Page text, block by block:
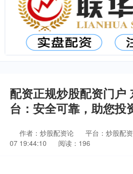
配资正规炒股配资门户
台：安全可靠，助您投
作者：炒股配资论 平台：炒股配
07 19:44:10
阅读：196